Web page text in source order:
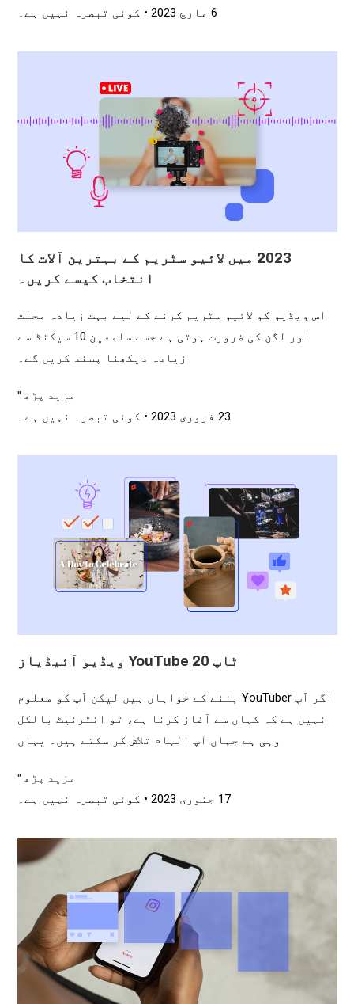
6 مارچ 2023 کوئی تبصرہ نہیں ہے۔
2023 میں لائیو سٹریم کے بہترین آلات کا
انتخاب کیسے کریں۔
اس ویڈیو کو لائیو سٹریم کرنے کے لیے بہت زیادہ محنت
اور لگن کی ضرورت ہوتی ہے جسے سامعین 10 سیکنڈ سے
زیادہ دیکھنا پسند کریں گے۔
مزید پڑھ "
23 فروری 2023 کوئی تبصرہ نہیں ہے۔
ٹاپ 20 YouTube ویڈیو آئیڈیاز
اگر آپ YouTuber بننے کے خواہاں ہیں لیکن آپ کو معلوم
نہیں ہے کہ کہاں سے آغاز کرنا ہے، تو انٹرنیٹ بالکل
وہی ہے جہاں آپ الہام تلاش کر سکتے ہیں۔ یہاں
مزید پڑھ "
17 جنوری 2023 کوئی تبصرہ نہیں ہے۔